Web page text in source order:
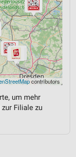
contributors
um mehr
Filiale zu